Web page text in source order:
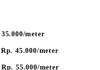
meter
45.000/meter
55.000/meter